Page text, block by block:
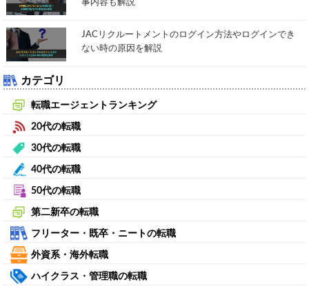
事内容も解説
JACリクルートメントのログイン方法やログインでき
ない時の原因を解説
カテゴリ
転職エージェントランキング
20代の転職
30代の転職
40代の転職
50代の転職
第二新卒の転職
フリーター・既卒・ニートの転職
外資系・海外転職
ハイクラス・管理職の転職